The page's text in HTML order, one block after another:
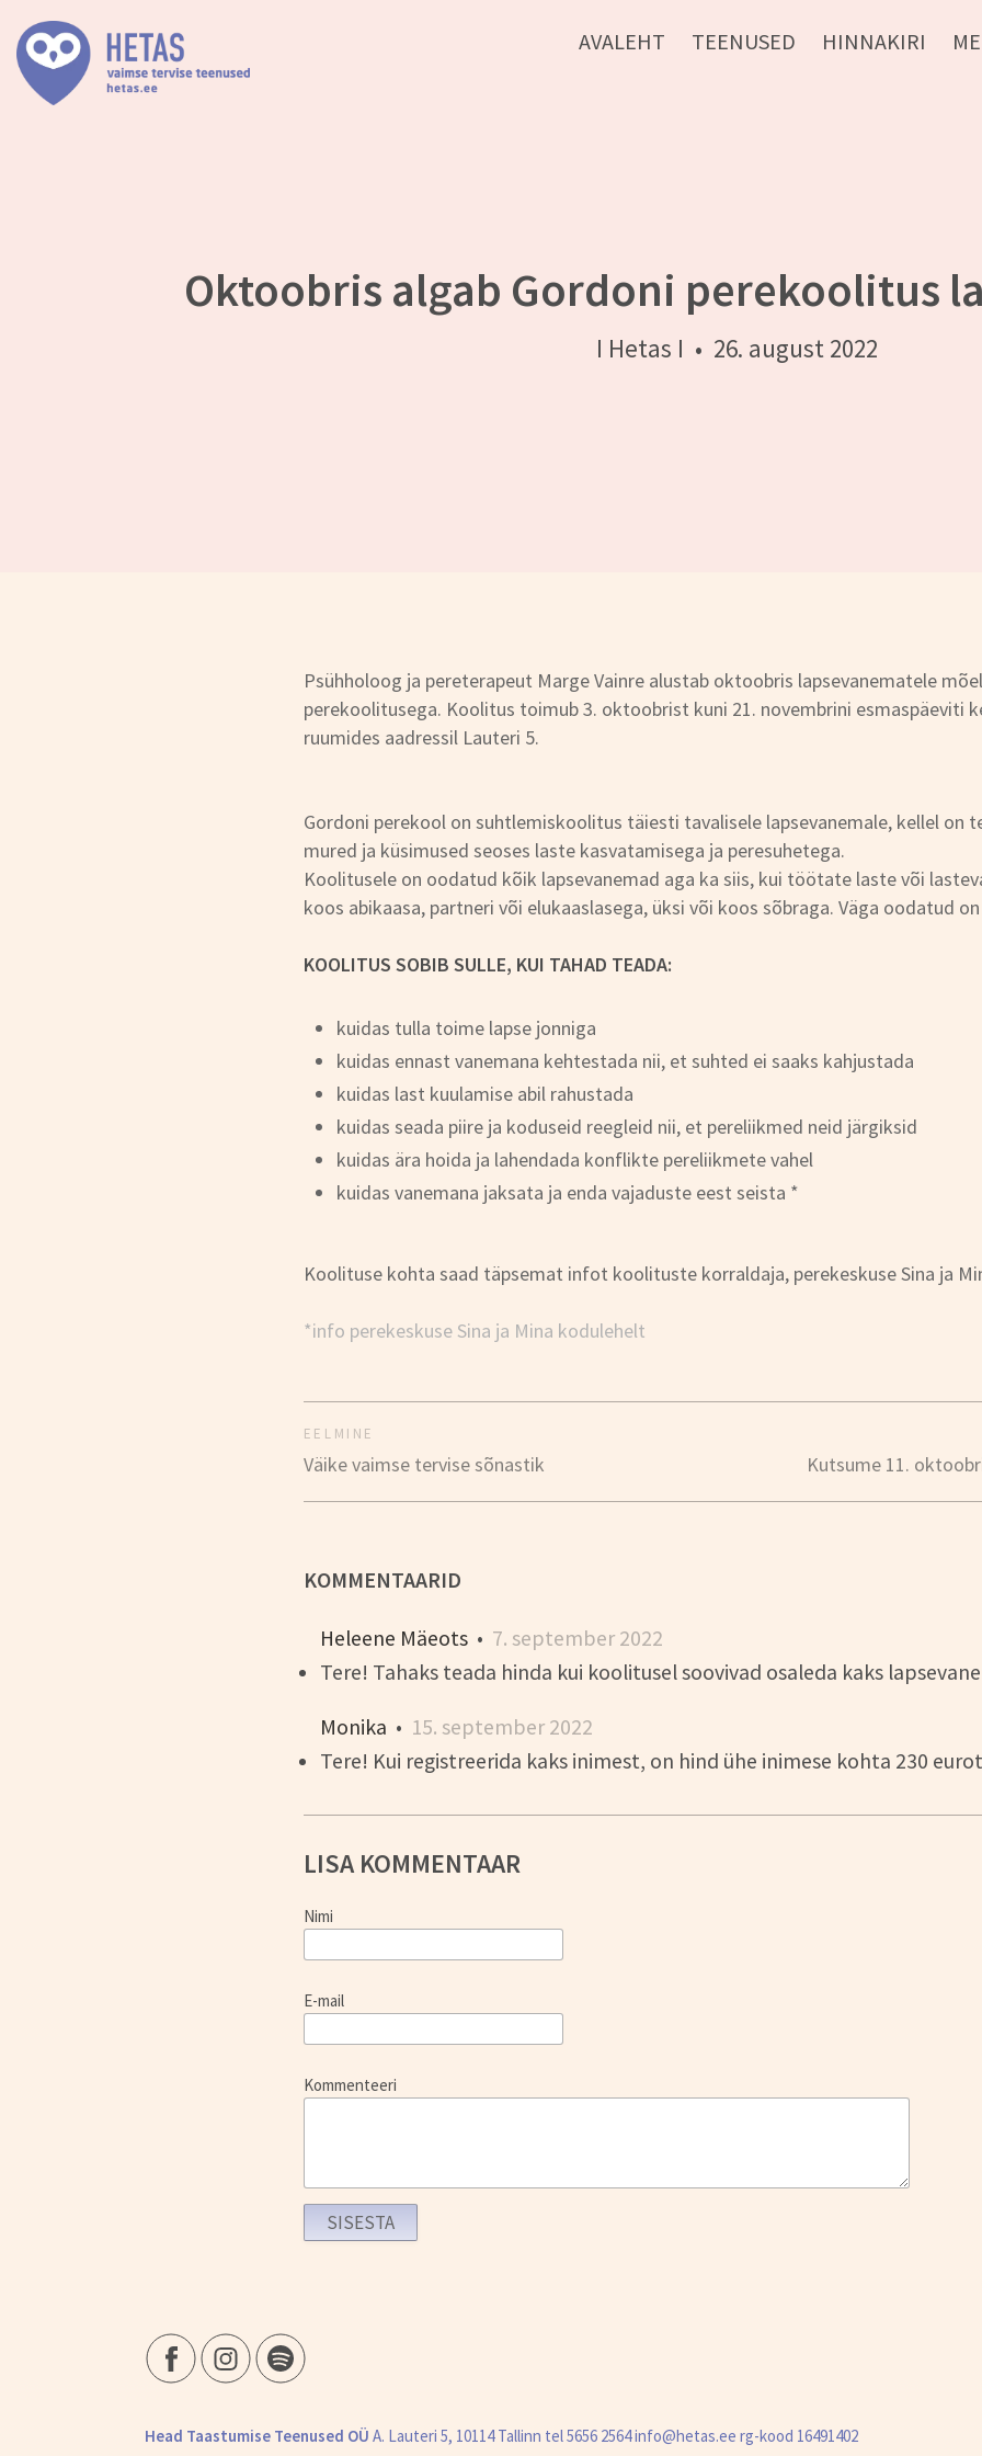
AVALEHT TEENUSED HINNAKIRI
Oktoobris algab Gordoni perekoolitus
I Hetas I • 26. august 2022
Psühholoog ja pereterapeut Marge Vainre alustab oktoobris lapsevanematele
perekoolitusega. Koolitus toimub 3. oktoobrist kuni 21. novembrini esmaspäeviti
ruumides aadressil Lauteri 5.
Gordoni perekool on suhtlemiskoolitus täiesti tavalisele lapsevanemale, kellel on
mured ja küsimused seoses laste kasvatamisega ja peresuhetega.
Koolitusele on oodatud kõik lapsevanemad aga ka siis, kui töötate laste või
koos abikaasa, partneri või elukaaslasega, üksi või koos sõbraga. Väga oodatud
KOOLITUS SOBIB SULLE, KUI TAHAD TEADA:
kuidas tulla toime lapse jonniga
kuidas ennast vanemana kehtestada nii, et suhted ei saaks kahjustada
kuidas last kuulamise abil rahustada
kuidas seada piire ja koduseid reegleid nii, et pereliikmed neid järgiksid
kuidas ära hoida ja lahendada konflikte pereliikmete vahel
kuidas vanemana jaksata ja enda vajaduste eest seista *
Koolituse kohta saad täpsemat infot koolituste korraldaja, perekeskuse Sina ja
*info perekeskuse Sina ja Mina kodulehelt
EELMINE
Väike vaimse tervise sõnastik Kutsume 11.
KOMMENTAARID
Heleene Mäeots• 7. september 2022
Tere! Tahaks teada hinda kui koolitusel soovivad osaleda kaks
Monika • 15. september 2022
Tere! Kui registreerida kaks inimest, on hind ühe inimese kohta 230
LISA KOMMENTAAR
Nimi
E-mail
Kommenteeri
Head Taastumise Teenused OÜ A. Lauteri 5, 10114 Tallinn tel 5656 2564 info@hetas.ee rg-kood 16491402